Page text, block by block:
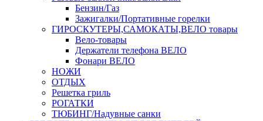
Бензин/Газ
Зажигалки/Портативные горелки
ГИРОСКУТЕРЫ,САМОКАТЫ,ВЕЛО товары
Вело-товары
Держатели телефона ВЕЛО
Фонари ВЕЛО
НОЖИ
ОТДЫХ
Решетка гриль
РОГАТКИ
ТЮБИНГ/Надувные санки